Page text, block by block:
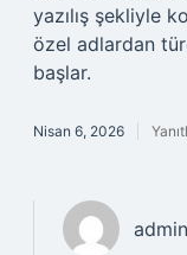
yazılış şekliyle
özel adlardan
başlar.
Nisan 6, 2026
admin